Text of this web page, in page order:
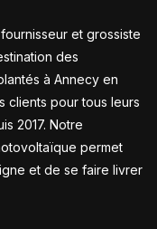
et grossiste
des
à Annecy en
clients pour tous leurs
2017. Notre
permet
et de se faire livrer